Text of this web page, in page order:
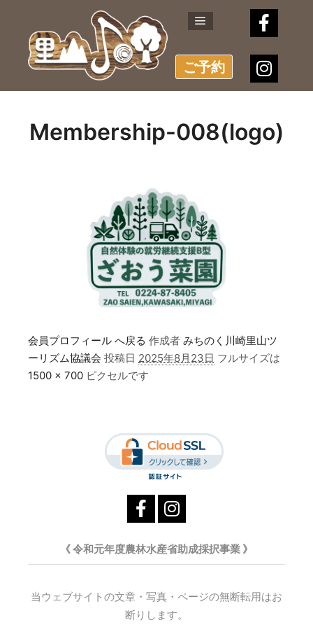
メインメニュー
ご予約
Membership-008(logo)
会員プロフィール へ戻る 作成者 みちのく川崎里山ツ
ーリズム協議会 投稿日 2025年8月23日 フルサイズは
1500 × 700 ピクセルです
《 令和元年度農林水産省助成採択事業 》
当ウェブサイトの文章・写真・ページの無断転用はお
断りします。